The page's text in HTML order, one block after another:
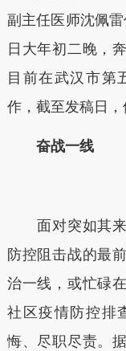
副主任医师沈佩
日大年初二晚，
目前在武汉市第
作，截至发稿日，
奋战一线
面对突如其来
防控阻击战的最
治一线，或忙碌
社区疫情防控排
悔、尽职尽责。